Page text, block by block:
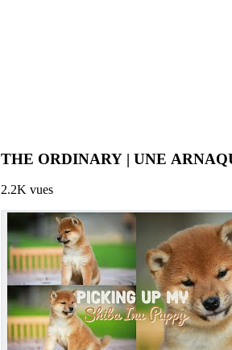
2.2K vues